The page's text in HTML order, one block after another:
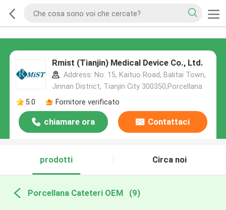
Rmist (Tianjin) Medical Device Co., Ltd.
Address: No. 15, Kaituo Road, Balitai Town,
Jinnan District, Tianjin City 300350,Porcellana
5.0
Fornitore verificato
chiamare ora Contattaci
prodotti Circa noi
Porcellana Cateteri OEM (9)